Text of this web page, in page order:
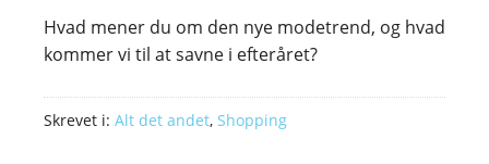
Hvad mener du om den nye modetrend, og hvad
kommer vi til at savne i efteråret?
Skrevet i: Alt det andet, Shopping